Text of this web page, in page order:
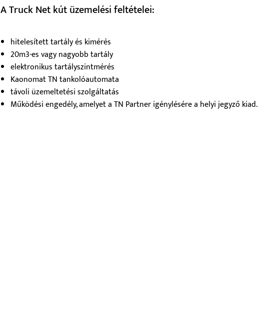
A Truck Net kút üzemelési feltételei:
hitelesített tartály és kimérés
20m3-es vagy nagyobb tartály
elektronikus tartályszintmérés
Kaonomat TN tankolóautomata
távoli üzemeltetési szolgáltatás
Működési engedély, amelyet a TN Partner igénylésére a helyi jegyző kiad.